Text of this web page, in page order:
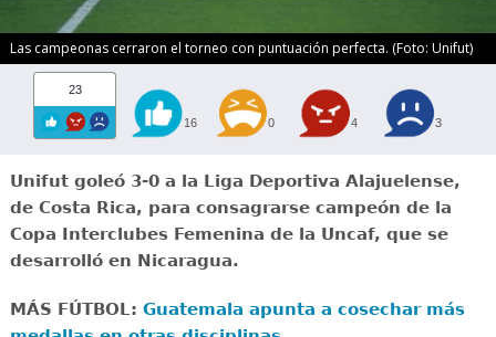
Las campeonas cerraron el torneo con puntuación perfecta. (Foto: Unifut)
23
16 0 4 3
Unifut goleó 3-0 a la Liga Deportiva Alajuelense,
de Costa Rica, para consagrarse campeón de la
Copa Interclubes Femenina de la Uncaf, que se
desarrolló en Nicaragua.
MÁS FÚTBOL: Guatemala apunta a cosechar más